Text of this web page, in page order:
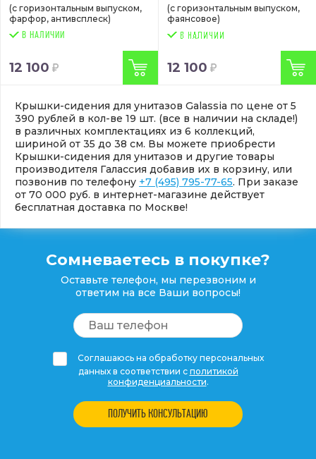
(с горизонтальным выпуском,
фарфор, антивсплеск)
В НАЛИЧИИ
12 100
(с горизонтальным выпуском,
фаянсовое)
12 100
Крышки-сидения для унитазов Galassia по цене от 5
390 рублей в кол-ве 19 шт. (все в наличии на складе!)
в различных комплектациях из 6 коллекций,
шириной от 35 до 38 см. Вы можете приобрести
Крышки-сидения для унитазов и другие товары
производителя Галассия добавив их в корзину, или
позвонив по телефону +7 (495) 795-77-65. При заказе
от 70 000 руб. в интернет-магазине действует
бесплатная доставка по Москве!
Сомневаетесь в покупке?
Оставьте телефон, мы перезвоним и
ответим на все Ваши вопросы!
Соглашаюсь на обработку персональных
данных в соответствии с политикой
конфиденциальности.
ПОЛУЧИТЬ КОНСУЛЬТАЦИЮ